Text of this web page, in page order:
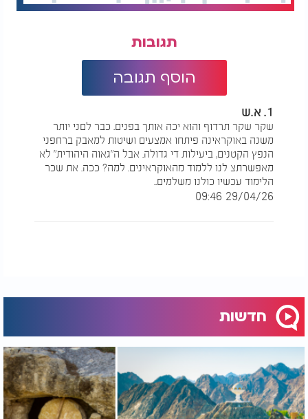
תגובות
הוסף תגובה
1. א.ש
שקר שקר תרדוף והוא יכה אותך בפנים. כבר לםני יותר
משנה באוקראינה פיתחו אמצעים ושיטות למאבק ברחפני
הנפץ הקטנים, ביעילות די גדולה. אבל ה"גאוה היהודית" לא
מאפשרתצ לנו ללמוד מהאוקראינים. למה? ככה. את שכר
הלימוד עכשיו כולנו משלמים..
29/04/26 09:46
חדשות